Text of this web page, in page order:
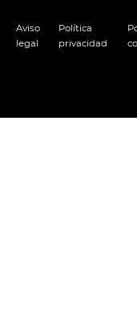
Aviso
legal
Política
privacidad